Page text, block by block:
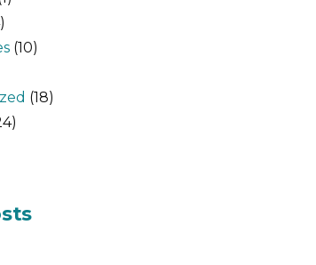
(10)
(18)